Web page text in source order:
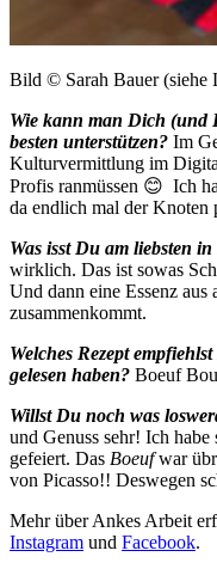
Bild © Sarah Bauer
Wie kann man Dich (und
besten unterstützen? Im
Kulturvermittlung im
Profis ranmüssen 😊 Ich
da endlich mal der Knoten
Was isst Du am liebsten
wirklich. Das ist sowas
Und dann eine Essenz
zusammenkommt.
Welches Rezept
gelesen haben? Boeuf
Willst Du noch was
und Genuss sehr! Ich
gefeiert. Das Boeufwar
von Picasso!! Deswegen
Mehr über Ankes Arbeit
Instagram und Facebook.